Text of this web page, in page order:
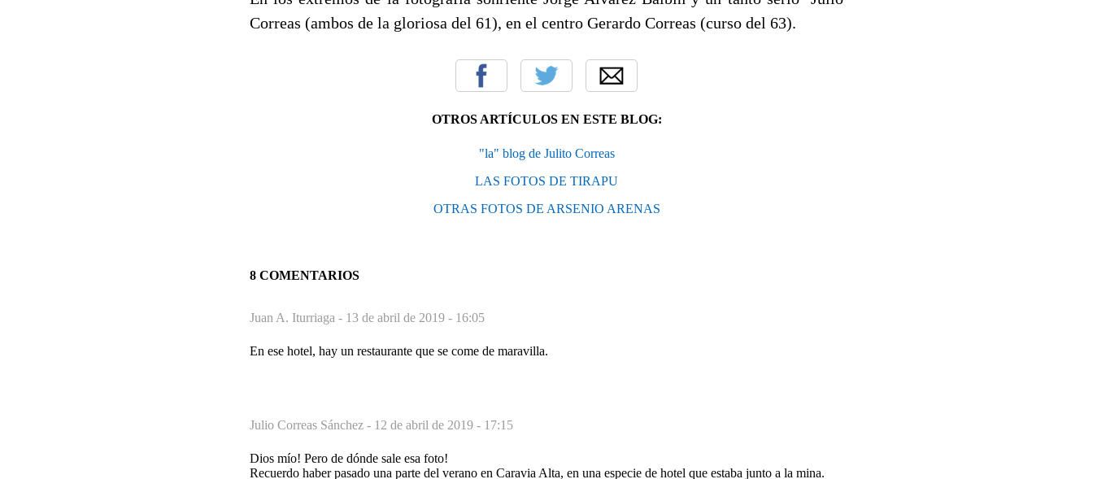
Correas (ambos de la gloriosa del 61), en el centro Gerardo Correas (curso del 63).
OTROS ARTÍCULOS EN ESTE BLOG:
"la" blog de Julito Correas
LAS FOTOS DE TIRAPU
OTRAS FOTOS DE ARSENIO ARENAS
8 COMENTARIOS
Juan A. Iturriaga - 13 de abril de 2019 - 16:05
En ese hotel, hay un restaurante que se come de maravilla.
Julio Correas Sánchez - 12 de abril de 2019 - 17:15
Dios mío! Pero de dónde sale esa foto!
Recuerdo haber pasado una parte del verano en Caravia Alta, en una especie de hotel que estaba junto a la mina.